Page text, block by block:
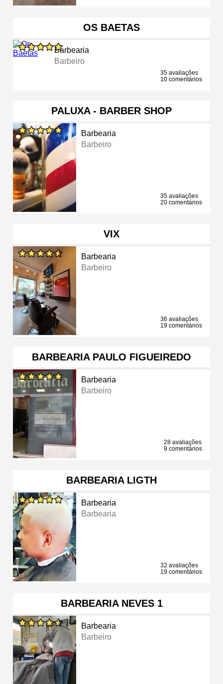
OS BAETAS
Barbearia
Barbeiro
35 avaliações
10 comentários
PALUXA - BARBER SHOP
Barbearia
Barbeiro
35 avaliações
20 comentários
VIX
Barbearia
Barbeiro
36 avaliações
19 comentários
BARBEARIA PAULO FIGUEIREDO
Barbearia
Barbeiro
28 avaliações
9 comentários
BARBEARIA LIGTH
Barbearia
Barbearia
32 avaliações
19 comentários
BARBEARIA NEVES 1
Barbearia
Barbeiro